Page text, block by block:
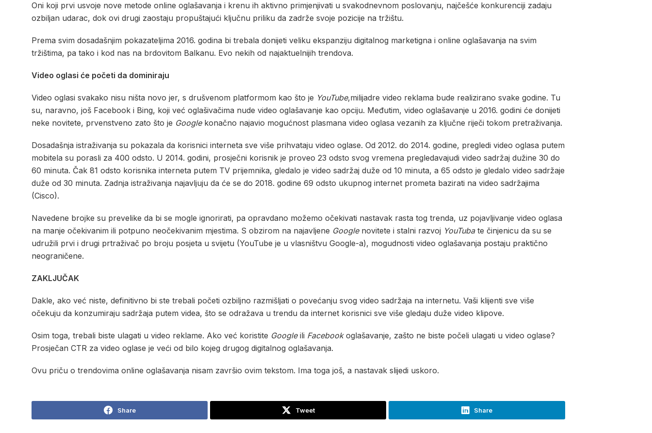
Oni koji prvi usvoje nove metode online oglašavanja i krenu ih aktivno primjenjivati u svakodnevnom poslovanju, najčešće konkurenciji zadaju
ozbiljan udarac, dok ovi drugi zaostaju propuštajući ključnu priliku da zadrže svoje pozicije na tržištu.
Prema svim dosadašnjim pokazateljima 2016. godina bi trebala donijeti veliku ekspanziju digitalnog marketigna i online oglašavanja na svim
tržištima, pa tako i kod nas na brdovitom Balkanu. Evo nekih od najaktuelnijih trendova.
Video oglasi će početi da dominiraju
Video oglasi svakako nisu ništa novo jer, s drušvenom platformom kao što je YouTube,milijadre video reklama bude realizirano svake godine. Tu
su, naravno, još Facebook i Bing, koji već oglašivačima nude video oglašavanje kao opciju. Međutim, video oglašavanje u 2016. godini će donijeti
neke novitete, prvenstveno zato što je Googlekonačno najavio mogućnost plasmana video oglasa vezanih za ključne riječi tokom pretraživanja.
Dosadašnja istraživanja su pokazala da korisnici interneta sve više prihvataju video oglase. Od 2012. do 2014. godine, pregledi video oglasa putem
mobitela su porasli za 400 odsto. U 2014. godini, prosječni korisnik je proveo 23 odsto svog vremena pregledavajudi video sadržaj dužine 30 do
60 minuta. Čak 81 odsto korisnika interneta putem TV prijemnika, gledalo je video sadržaj duže od 10 minuta, a 65 odsto je gledalo video sadržaje
duže od 30 minuta. Zadnja istraživanja najavljuju da će se do 2018. godine 69 odsto ukupnog internet prometa bazirati na video sadržajima
(Cisco).
Navedene brojke su prevelike da bi se mogle ignorirati, pa opravdano možemo očekivati nastavak rasta tog trenda, uz pojavljivanje video oglasa
na manje očekivanim ili potpuno neočekivanim mjestima. S obzirom na najavljene Googlenovitete i stalni razvoj YouTubate činjenicu da su se
udružili prvi i drugi prtraživač po broju posjeta u svijetu (YouTube je u vlasništvu Google-a), mogudnosti video oglašavanja postaju praktično
neograničene.
ZAKLJUČAK
Dakle, ako već niste, definitivno bi ste trebali početi ozbiljno razmišljati o povećanju svog video sadržaja na internetu. Vaši klijenti sve više
očekuju da konzumiraju sadržaja putem videa, što se odražava u trendu da internet korisnici sve više gledaju duže video klipove.
Osim toga, trebali biste ulagati u video reklame. Ako već koristite Googleili Facebookoglašavanje, zašto ne biste počeli ulagati u video oglase?
Prosječan CTR za video oglase je veći od bilo kojeg drugog digitalnog oglašavanja.
Ovu priču o trendovima online oglašavanja nisam završio ovim tekstom. Ima toga još, a nastavak slijedi uskoro.
Share Tweet Share